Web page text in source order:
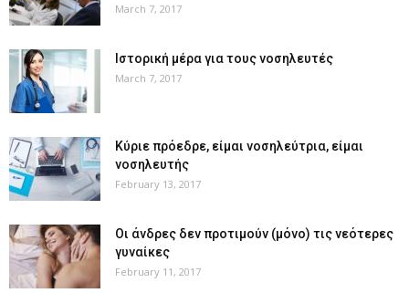
March 7, 2017
Ιστορική μέρα για τους νοσηλευτές
March 7, 2017
Κύριε πρόεδρε, είμαι νοσηλεύτρια, είμαι
νοσηλευτής
February 13, 2017
Οι άνδρες δεν προτιμούν (μόνο) τις νεότερες
γυναίκες
February 11, 2017